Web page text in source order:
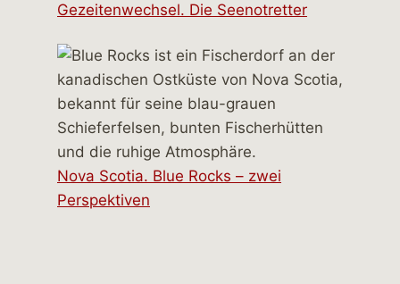
Gezeitenwechsel. Die Seenotretter
Nova Scotia. Blue Rocks – zwei
Perspektiven